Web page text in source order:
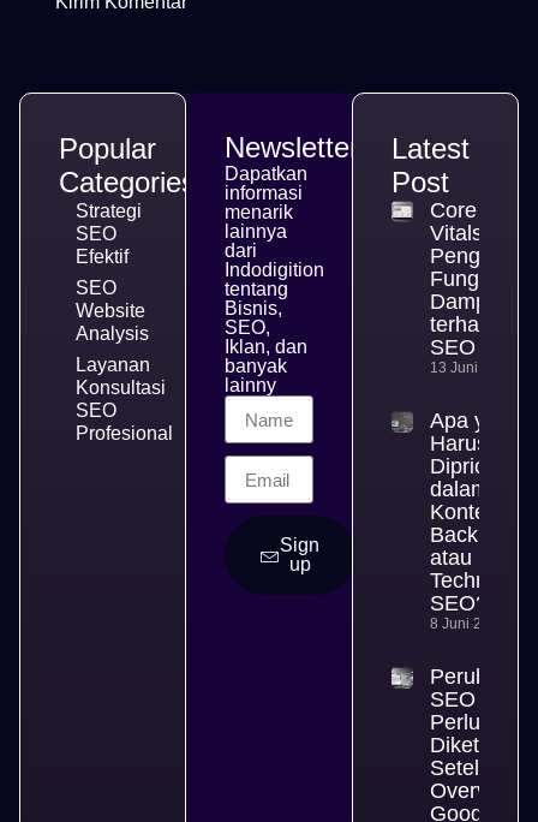
Popular
Categories
Strategi
SEO
Efektif
SEO
Website
Analysis
Layanan
Konsultasi
SEO
Profesional
Newsletter
Dapatkan
informasi
menarik
lainnya
dari
Indodigition
tentang
Bisnis,
SEO,
Iklan, dan
banyak
lainny
Sign
up
Latest
Post
Core Web
Vitals,
Fungsi,
terhadap
SEO
13 Juni 2026
Apa yang
Harus
dalam
Konten,
Backlink,
atau
Technical
SEO?
8 Juni 2026
Perubahan
SEO yang
Perlu
Diketahui
Setelah AI
Overview
Google